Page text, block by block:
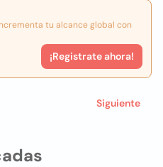
tu alcance global con
¡Registrate ahora!
Siguiente